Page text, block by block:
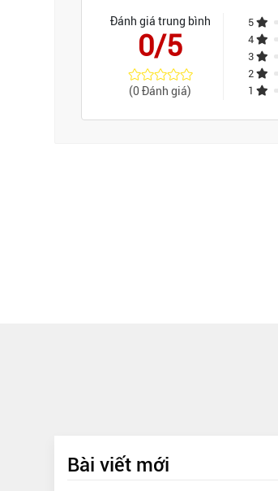
Đánh giá trung bình
0/5
(0 Đánh giá)
5
4
3
2
1
Bài viết mới